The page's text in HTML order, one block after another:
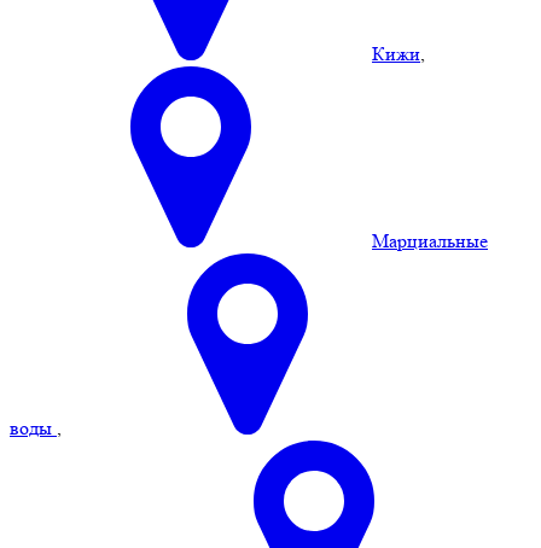
Кижи,
Марциальные
воды ,